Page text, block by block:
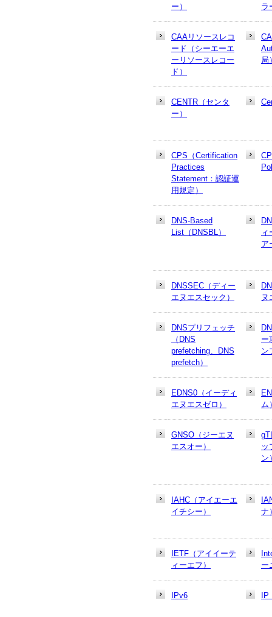
ー）
ラ
CAAリソースレコ
ード（シーエーエ
ーリソースレコー
ド）
局
CENTR（センタ
ー）
CPS（Certification
Practices
Statement：認証運
用規定）
DNS-Based
List（DNSBL）
ィ
ア
DNSSEC（ディー
エヌエスセック）
ヌ
DNSプリフェッチ
（DNS
prefetching、DNS
prefetch）
ー
ン
EDNS0（イーディ
エヌエスゼロ）
ム
GNSO（ジーエヌ
エスオー）
ッ
ン
IAHC（アイエーエ
イチシー）
ナ
IETF（アイイーテ
ィーエフ）
ー
IPv6